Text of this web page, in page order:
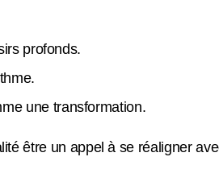
profonds.
une transformation.
être un appel à se réaligner